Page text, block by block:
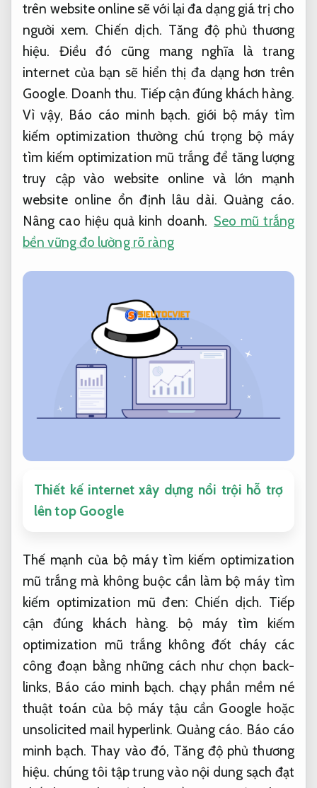
trên website online sẽ với lại đa dạng giá trị cho
người xem. Chiến dịch. Tăng độ phủ thương
hiệu. Điều đó cũng mang nghĩa là trang
internet của bạn sẽ hiển thị đa dạng hơn trên
Google. Doanh thu. Tiếp cận đúng khách hàng.
Vì vậy, Báo cáo minh bạch. giới bộ máy tìm
kiếm optimization thường chú trọng bộ máy
tìm kiếm optimization mũ trắng để tăng lượng
truy cập vào website online và lớn mạnh
website online ổn định lâu dài. Quảng cáo.
Nâng cao hiệu quả kinh doanh. Seo mũ trắng
bền vững đo lường rõ ràng
Thiết kế internet xây dựng nổi trội hỗ trợ
lên top Google
Thế mạnh của bộ máy tìm kiếm optimization
mũ trắng mà không buộc cần làm bộ máy tìm
kiếm optimization mũ đen: Chiến dịch. Tiếp
cận đúng khách hàng. bộ máy tìm kiếm
optimization mũ trắng không đốt cháy các
công đoạn bằng những cách như chọn back-
links, Báo cáo minh bạch. chạy phần mềm né
thuật toán của bộ máy tậu cần Google hoặc
unsolicited mail hyperlink. Quảng cáo. Báo cáo
minh bạch. Thay vào đó, Tăng độ phủ thương
hiệu. chúng tôi tập trung vào nội dung sạch đạt